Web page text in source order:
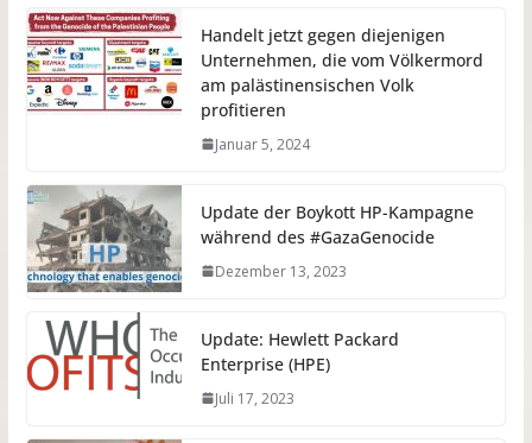
Handelt jetzt gegen diejenigen
Unternehmen, die vom Völkermord
am palästinensischen Volk
profitieren
Januar 5, 2024
Update der Boykott HP-Kampagne
während des #GazaGenocide
Dezember 13, 2023
Update: Hewlett Packard
Enterprise (HPE)
Juli 17, 2023